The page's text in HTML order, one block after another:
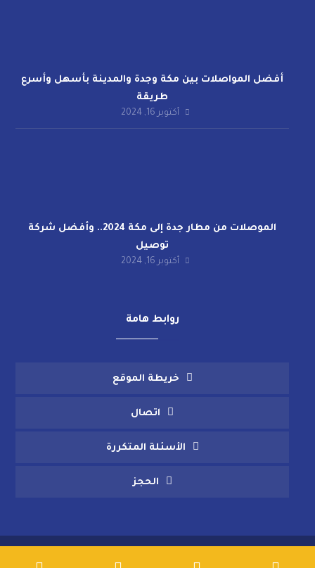
أفضل المواصلات بين مكة وجدة والمدينة بأسهل وأسرع
طريقة
أكتوبر 16, 2024
الموصلات من مطار جدة إلى مكة 2024.. وأفضل شركة
توصيل
أكتوبر 16, 2024
روابط هامة
خريطة الموقع
اتصال
الأسئلة المتكررة
الحجز
خريطة الموقع